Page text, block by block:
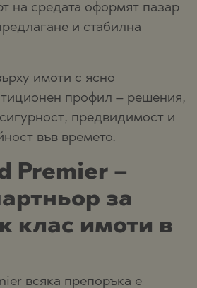
на средата оформят пазар
и стабилна
имоти с ясно
профил – решения,
предвидимост и
във времето.
Premier –
за
клас имоти в
всяка препоръка е